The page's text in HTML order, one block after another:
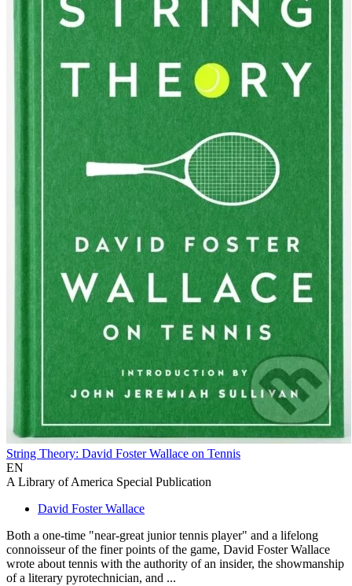
String Theory: David Foster Wallace on Tennis
EN
A Library of America Special Publication
David Foster Wallace
Both a one-time "near-great junior tennis player" and a lifelong
connoisseur of the finer points of the game, David Foster Wallace
wrote about tennis with the authority of an insider, the showmanship
of a literary pyrotechnician, and ...